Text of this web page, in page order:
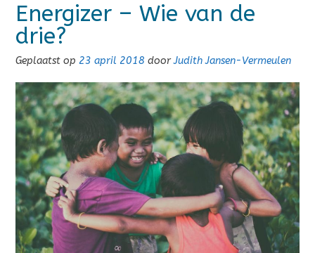
Energizer – Wie van de
drie?
Geplaatst op 23 april 2018 doorJudith Jansen-Vermeulen